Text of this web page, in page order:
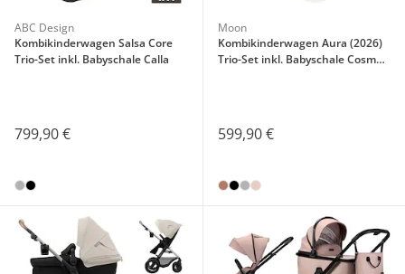
ABC Design
Kombikinderwagen Salsa Core
Trio-Set inkl. Babyschale Calla
799,90 €
Moon
Kombikinderwagen Aura (2026)
Trio-Set inkl. Babyschale Cosmo
599,90 €